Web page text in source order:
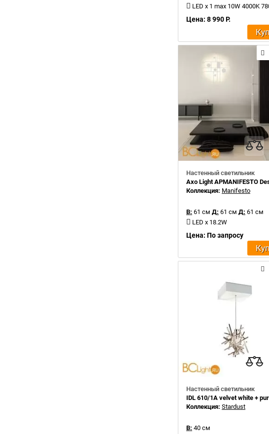
LED x 1 max 10W 4000K
Цена: 8 990 Р.
Настенный светильник
Axo Light APMANIFESTO
Коллекция: Manifesto
В: 61 см Д: 61 см Д: 61 см
LED x 18.2W
Цена: По запросу
Настенный светильник
IDL 610/1A velvet white +
Коллекция: Stardust
В: 40 см